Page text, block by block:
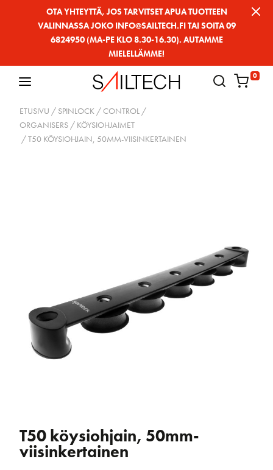
OTA YHTEYTTÄ, JOS TARVITSET APUA TUOTTEEN
VALINNASSA JOKO INFO@SAILTECH.FI TAI SOITA 09
6824950 (MA-PE KLO 8.30-16.30). AUTAMME
MIELELLÄMME!
0
ETUSIVU / SPINLOCK /CONTROL /
ORGANISERS / KÖYSIOHJAIMET
/ T50 KÖYSIOHJAIN, 50MM-VIISINKERTAINEN
T50 köysiohjain, 50mm-
viisinkertainen